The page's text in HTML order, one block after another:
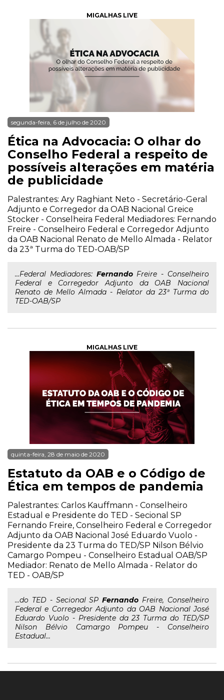
MIGALHAS LIVE
segunda-feira, 6 de julho de 2020
Ética na Advocacia: O olhar do
Conselho Federal a respeito de
possíveis alterações em matéria
de publicidade
Palestrantes: Ary Raghiant Neto - Secretário-Geral
Adjunto e Corregedor da OAB Nacional Greice
Stocker - Conselheira Federal Mediadores: Fernando
Freire - Conselheiro Federal e Corregedor Adjunto
da OAB Nacional Renato de Mello Almada - Relator
da 23ª Turma do TED-OAB/SP
...Federal Mediadores: FernandoFreire - Conselheiro
Federal e Corregedor Adjunto da OAB Nacional
Renato de Mello Almada - Relator da 23ª Turma do
TED-OAB/SP
MIGALHAS LIVE
quinta-feira, 28 de maio de 2020
Estatuto da OAB e o Código de
Ética em tempos de pandemia
Palestrantes: Carlos Kauffmann - Conselheiro
Estadual e Presidente do TED - Secional SP
Fernando Freire, Conselheiro Federal e Corregedor
Adjunto da OAB Nacional José Eduardo Vuolo -
Presidente da 23 Turma do TED/SP Nilson Bélvio
Camargo Pompeu - Conselheiro Estadual OAB/SP
Mediador: Renato de Mello Almada - Relator do
TED - OAB/SP
...do TED - Secional SPFernando Freire, Conselheiro
Federal e Corregedor Adjunto da OAB Nacional José
Eduardo Vuolo - Presidente da 23 Turma do TED/SP
Nilson Bélvio Camargo Pompeu - Conselheiro
Estadual...